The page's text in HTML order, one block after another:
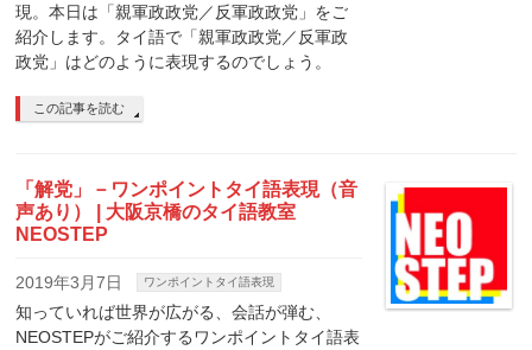
現。本日は「親軍政政党／反軍政政党」をご
紹介します。タイ語で「親軍政政党／反軍政
政党」はどのように表現するのでしょう。
この記事を読む
「解党」－ワンポイントタイ語表現（音
声あり） | 大阪京橋のタイ語教室
NEOSTEP
2019年3月7日 ワンポイントタイ語表現
知っていれば世界が広がる、会話が弾む、
NEOSTEPがご紹介するワンポイントタイ語表